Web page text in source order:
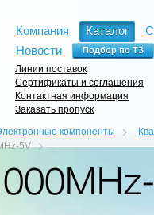
Компания Каталог
Новости
Линии поставок
Сертификаты и соглашения
Контактная информация
Заказать пропуск
компоненты
5V